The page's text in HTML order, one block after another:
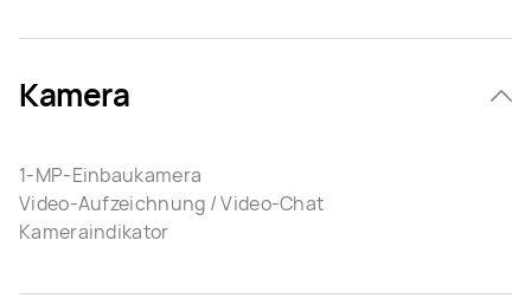
Kamera
1-MP-Einbaukamera
Video-Aufzeichnung / Video-Chat
Kameraindikator